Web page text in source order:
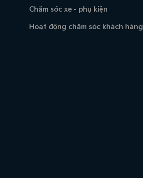
Chăm sóc xe - phụ kiện
Hoạt động chăm sóc khách hàng